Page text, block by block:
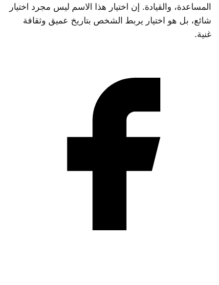
المساعدة، والقيادة. إن اختيار هذا الاسم ليس مجرد اختيار
شائع، بل هو اختيار يربط الشخص بتاريخ عميق وثقافة
غنية.